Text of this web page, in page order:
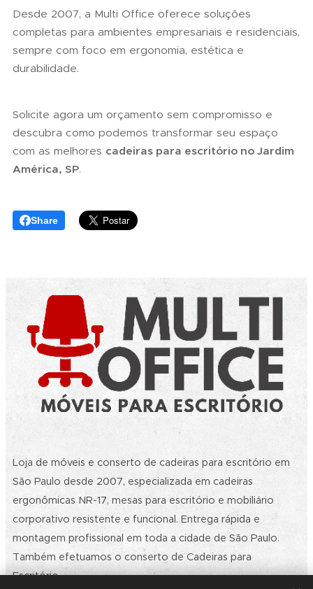
Desde 2007, a Multi Office oferece soluções
completas para ambientes empresariais e residenciais,
sempre com foco em ergonomia, estética e
durabilidade.
Solicite agora um orçamento sem compromisso e
descubra como podemos transformar seu espaço
com as melhores cadeiras para escritório no Jardim
América, SP.
Share
Loja de móveis e conserto de cadeiras para escritório em
São Paulo desde 2007, especializada em cadeiras
ergonômicas NR-17, mesas para escritório e mobiliário
corporativo resistente e funcional. Entrega rápida e
montagem profissional em toda a cidade de São Paulo.
Também efetuamos o conserto de Cadeiras para
Escritório.